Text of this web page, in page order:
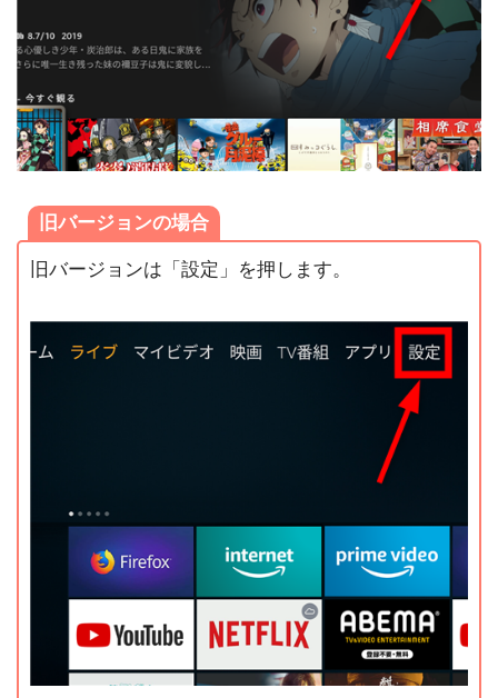
旧バージョンの場合
旧バージョンは「設定」を押します。